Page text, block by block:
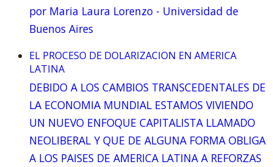
por Maria Laura Lorenzo - Universidad de
Buenos Aires
EL PROCESO DE DOLARIZACION EN AMERICA
LATINA
DEBIDO A LOS CAMBIOS TRANSCEDENTALES DE
LA ECONOMIA MUNDIAL ESTAMOS VIVIENDO
UN NUEVO ENFOQUE CAPITALISTA LLAMADO
NEOLIBERAL Y QUE DE ALGUNA FORMA OBLIGA
A LOS PAISES DE AMERICA LATINA A REFORZAS